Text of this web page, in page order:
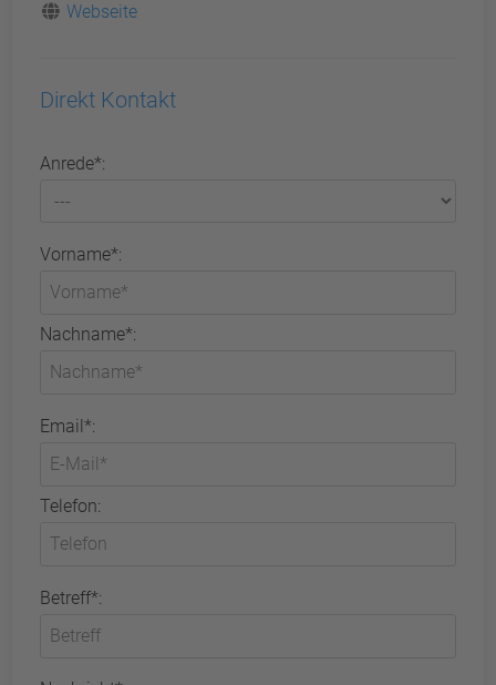
Webseite
Direkt Kontakt
Anrede*:
Vorname*:
Nachname*:
Email*:
Telefon:
Betreff*: